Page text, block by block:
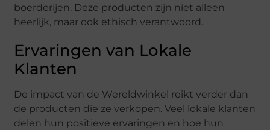
boerderijen. Deze producten zijn niet alleen
heerlijk, maar ook ethisch verantwoord.
Ervaringen van Lokale
Klanten
De impact van de Wereldwinkel reikt verder dan
de producten die ze verkopen. Veel lokale klanten
delen hun positieve ervaringen en hoe hun